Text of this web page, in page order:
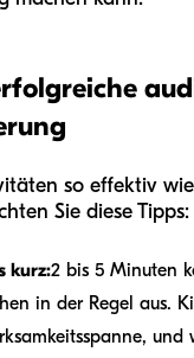
so effektiv
Sie diese Tipps:
kurz:2 bis 5 Minuten
in der Regel aus.